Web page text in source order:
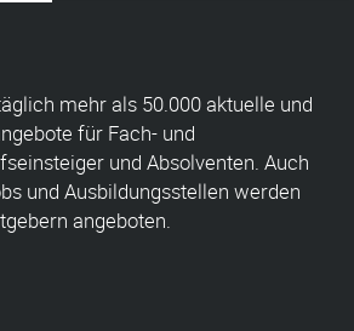
mehr als 50.000 aktuelle und
für Fach- und
und Absolventen. Auch
und Ausbildungsstellen werden
angeboten.